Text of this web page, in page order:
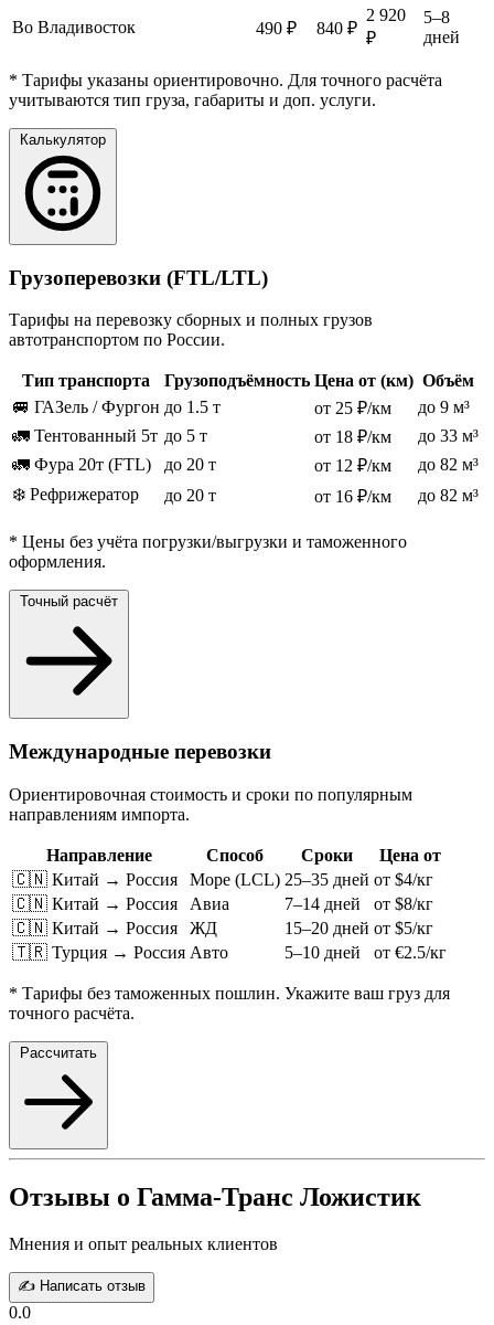
Во Владивосток 490 ₽ 840 ₽
2 920
₽
5–8
дней
* Тарифы указаны ориентировочно. Для точного расчёта
учитываются тип груза, габариты и доп. услуги.
Калькулятор
Грузоперевозки (FTL/LTL)
Тарифы на перевозку сборных и полных грузов
автотранспортом по России.
Тип транспорта Грузоподъёмность Цена от (км) Объём
🚐 ГАЗель / Фургон до 1.5 т от 25 ₽/км
до 9 м³
🚛 Тентованный 5т до 5 т от 18 ₽/км
до 33 м³
🚛 Фура 20т (FTL)
до 20 т от 12 ₽/км
до 82 м³
❄️ Рефрижератор
до 20 т от 16 ₽/км до 82 м³
* Цены без учёта погрузки/выгрузки и таможенного
оформления.
Точный расчёт
Международные перевозки
Ориентировочная стоимость и сроки по популярным
направлениям импорта.
Направление Способ Сроки
Цена от
🇨🇳 Китай → Россия
Море (LCL) 25–35 дней от $4/кг
🇨🇳 Китай → Россия
Авиа 7–14 дней
от $8/кг
🇨🇳 Китай → Россия
ЖД 15–20 дней от $5/кг
🇹🇷 Турция → Россия Авто 5–10 дней от €2.5/кг
* Тарифы без таможенных пошлин. Укажите ваш груз для
точного расчёта.
Рассчитать
Отзывы о Гамма-Транс Ложистик
Мнения и опыт реальных клиентов
✍️ Написать отзыв
0.0